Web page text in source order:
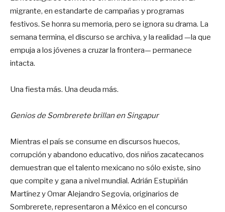
migrante, en estandarte de campañas y programas
festivos. Se honra su memoria, pero se ignora su drama. La
semana termina, el discurso se archiva, y la realidad —la que
empuja a los jóvenes a cruzar la frontera— permanece
intacta.
Una fiesta más. Una deuda más.
Genios de Sombrerete brillan en Singapur
Mientras el país se consume en discursos huecos,
corrupción y abandono educativo, dos niños zacatecanos
demuestran que el talento mexicano no sólo existe, sino
que compite y gana a nivel mundial. Adrián Estupiñán
Martínez y Omar Alejandro Segovia, originarios de
Sombrerete, representaron a México en el concurso